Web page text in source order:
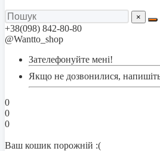
×
+38(098) 842-80-80
@Wantto_shop
Зателефонуйте мені!
Якщо не дозвонилися,
0
0
0
Ваш кошик порожній :(